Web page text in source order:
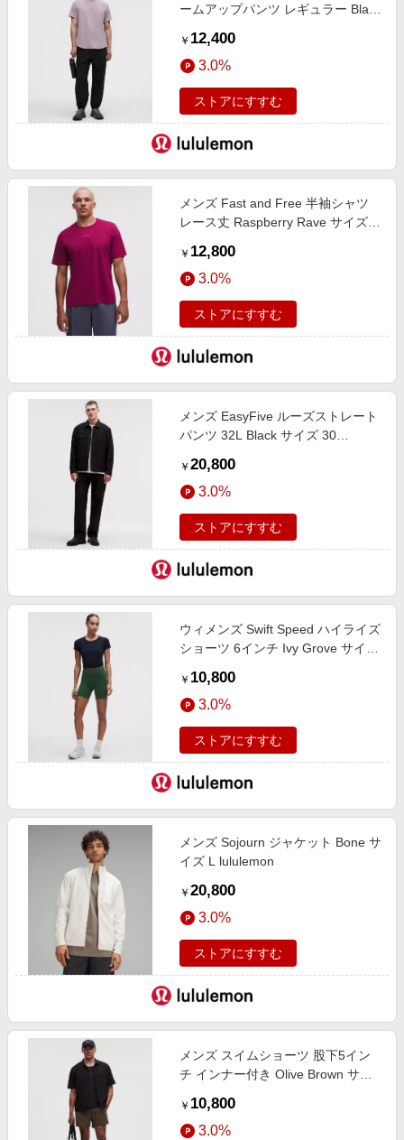
ームアップパンツ レギュラー Black
￥ 12,400
3.0%
ストアにすすむ
メンズ Fast and Free 半袖シャツ
レース丈 Raspberry Rave サイズ
￥ 12,800
3.0%
ストアにすすむ
メンズ EasyFive ルーズストレート
パンツ 32L Black サイズ 30
￥ 20,800
3.0%
ストアにすすむ
ウィメンズ Swift Speed ハイライズ
ショーツ 6インチ Ivy Grove サイズ
￥ 10,800
3.0%
ストアにすすむ
メンズ Sojourn ジャケット Bone サ
イズ L lululemon
￥ 20,800
3.0%
ストアにすすむ
メンズ スイムショーツ 股下5イン
チ インナー付き Olive Brown サイ
￥ 10,800
3.0%